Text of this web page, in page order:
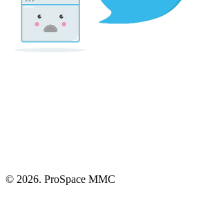
© 2026. ProSpace MMC